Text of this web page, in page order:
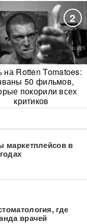
2
на Rotten Tomatoes:
50 фильмов,
покорили всех
критиков
маркетплейсов в
где
врачей